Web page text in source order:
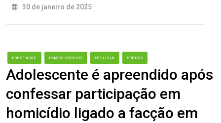
30 de janeiro de 2025
#DESTAQUE #MATO GROSSO #POLÍCIA #REDES
Adolescente é apreendido após
confessar participação em
homicídio ligado a facção em